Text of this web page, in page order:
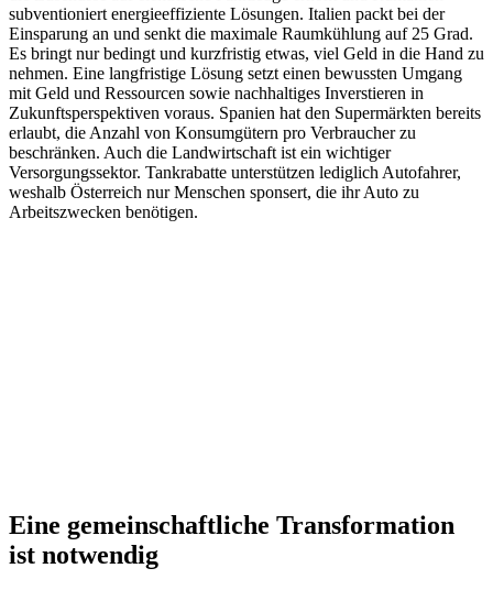
subventioniert energieeffiziente Lösungen. Italien packt bei der
Einsparung an und senkt die maximale Raumkühlung auf 25 Grad.
Es bringt nur bedingt und kurzfristig etwas, viel Geld in die Hand zu
nehmen. Eine langfristige Lösung setzt einen bewussten Umgang
mit Geld und Ressourcen sowie nachhaltiges Inverstieren in
Zukunftsperspektiven voraus. Spanien hat den Supermärkten bereits
erlaubt, die Anzahl von Konsumgütern pro Verbraucher zu
beschränken. Auch die Landwirtschaft ist ein wichtiger
Versorgungssektor. Tankrabatte unterstützen lediglich Autofahrer,
weshalb Österreich nur Menschen sponsert, die ihr Auto zu
Arbeitszwecken benötigen.
Eine gemeinschaftliche Transformation
ist notwendig